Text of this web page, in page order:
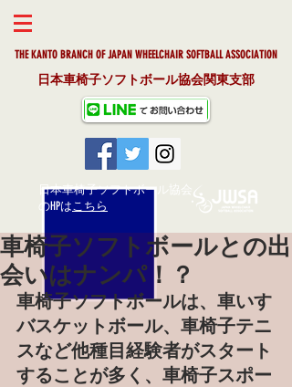
THE KANTO BRANCH OF JAPAN WHEELCHAIR SOFTBALL ASSOCIATION
日本車椅子ソフトボール協会関東支部
日本車椅子ソフトボール協会
​のHPはこちら
車椅子ソフトボールとの出
会いはナンパ！？
車椅子ソフトボールは、車いす
バスケットボール、車椅子テニ
スなど他種目経験者がスタート
することが多く、車椅子スポー